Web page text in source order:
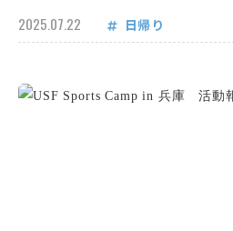
2025.07.22 日帰り